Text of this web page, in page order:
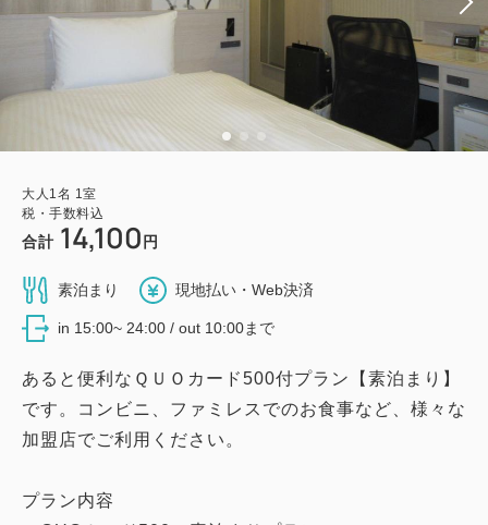
大人 1 名 1 室
税・手数料込
合計 14,100 円
素泊まり 現地払い・Web決済
in 15:00~ 24:00 / out 10:00まで
あると便利なＱＵＯカード500付プラン【素泊まり】
です。コンビニ、ファミレスでのお食事など、様々な
加盟店でご利用ください。
プラン内容